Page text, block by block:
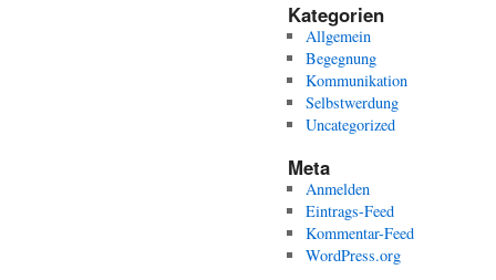
Kategorien
Allgemein
Begegnung
Kommunikation
Selbstwerdung
Uncategorized
Meta
Anmelden
Eintrags-Feed
Kommentar-Feed
WordPress.org